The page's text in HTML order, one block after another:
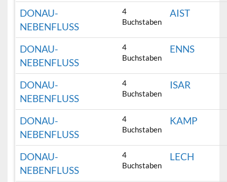
DONAU-
NEBENFLUSS
4
Buchstaben
AIST
DONAU-
NEBENFLUSS
4
Buchstaben
ENNS
DONAU-
NEBENFLUSS
4
Buchstaben
ISAR
DONAU-
NEBENFLUSS
4
Buchstaben
KAMP
DONAU-
NEBENFLUSS
4
Buchstaben
LECH